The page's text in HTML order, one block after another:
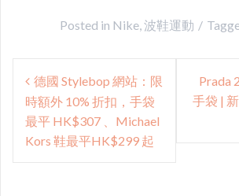
Posted in Nike,波鞋運動
Post
navigation
德國 Stylebop 網站：限
時額外 10% 折扣，手袋
最平 HK$307 、Michael
Kors 鞋最平HK$299 起
Prada
手袋 |